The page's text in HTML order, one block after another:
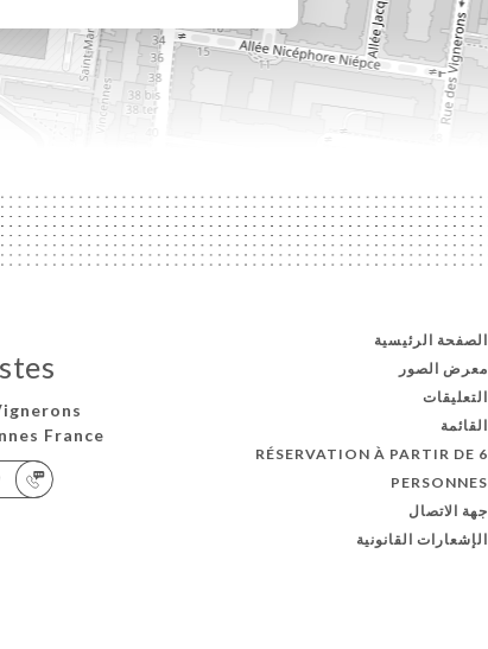
France
الصفحة الرئيسية
معرض الصور
التعليقات
القائمة
RÉSERVATION À PARTIR DE 6
PERSONNES
جهة الاتصال
الإشعارات القانونية